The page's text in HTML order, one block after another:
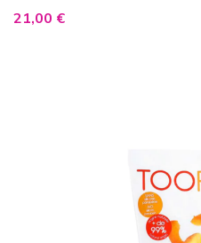
Prix
21,00 €